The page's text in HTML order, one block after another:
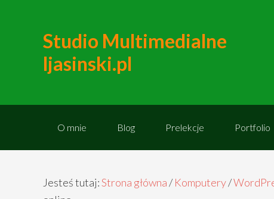
Studio Multimedialne
ljasinski.pl
O mnie Blog Prelekcje Portfolio
Jesteś tutaj:Strona główna/ Komputery/